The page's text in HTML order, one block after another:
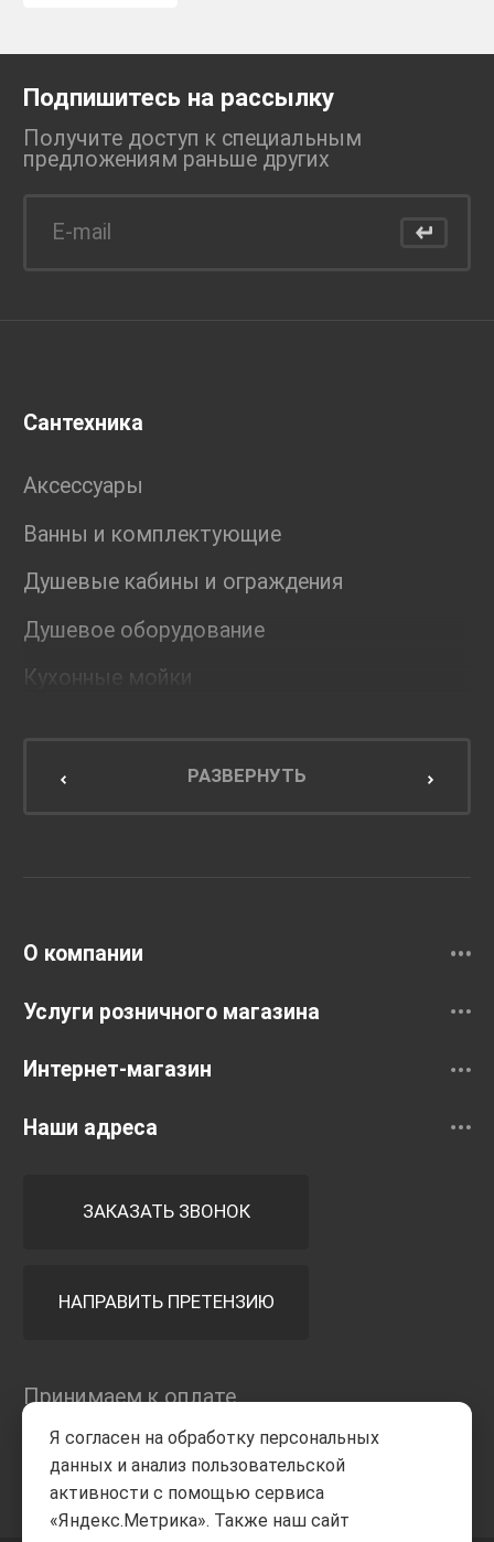
Подпишитесь на рассылку
Получите доступ к специальным
предложениям раньше других
Сантехника
Аксессуары
Ванны и комплектующие
Душевые кабины и ограждения
Душевое оборудование
Кухонные мойки
Мебель для кухниРАЗВЕРНУТЬ
О компании
Услуги розничного магазина
Интернет-магазин
Наши адреса
ЗАКАЗАТЬ ЗВОНОК
НАПРАВИТЬ ПРЕТЕНЗИЮ
Принимаем к оплате
Я согласен на обработку персональных
данных и анализ пользовательской
активности с помощью сервиса
«Яндекс.Метрика». Также наш сайт